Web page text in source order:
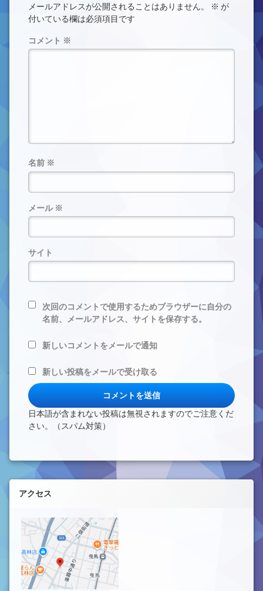
メールアドレスが公開されることはありません。 ※ が
付いている欄は必須項目です
コメント ※
名前 ※
メール ※
サイト
次回のコメントで使用するためブラウザーに自分の
名前、メールアドレス、サイトを保存する。
新しいコメントをメールで通知
新しい投稿をメールで受け取る
日本語が含まれない投稿は無視されますのでご注意くだ
さい。（スパム対策）
左サイドバー
アクセス